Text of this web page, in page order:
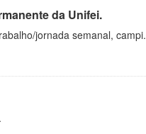
da Unifei.
jornada semanal, campi.